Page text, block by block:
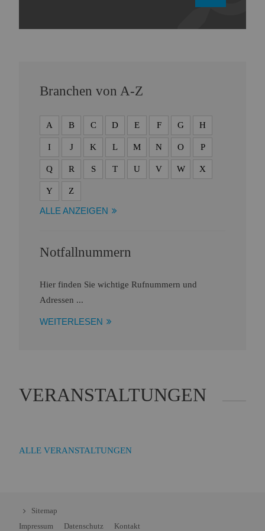
Sitemap
Impressum
Datenschutz Kontakt
Branchen von A-Z
A B C D E F G H
I J K L M N O P
Q R S T U V W X
Y Z
ALLE ANZEIGEN
Notfallnummern
Hier finden Sie wichtige Rufnummern und
Adressen ...
WEITERLESEN
VERANSTALTUNGEN
ALLE VERANSTALTUNGEN